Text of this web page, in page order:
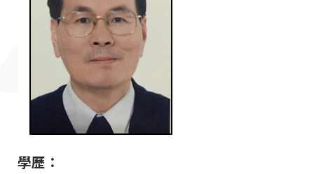
學歷：